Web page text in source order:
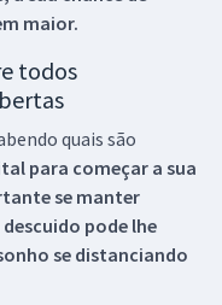
maior.
todos
quais são
para começar a sua
se manter
pode lhe
se distanciando